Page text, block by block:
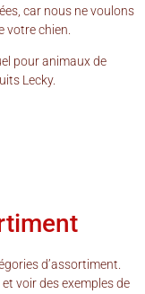
car nous ne voulons
votre chien.
pour animaux de
Lecky.
d’assortiment.
voir des exemples de